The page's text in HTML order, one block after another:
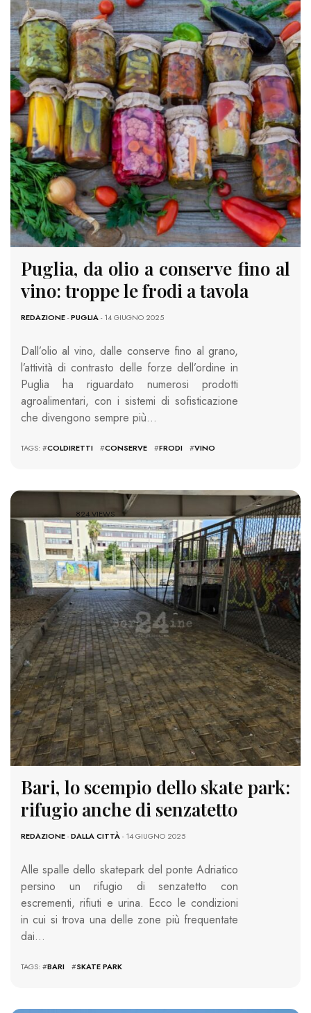
Puglia, da olio a conserve fino al
vino: troppe le frodi a tavola
REDAZIONE-PUGLIA- 14 GIUGNO 2025
Dall’olio al vino, dalle conserve fino al grano,
l’attività di contrasto delle forze dell’ordine in
Puglia ha riguardato numerosi prodotti
agroalimentari, con i sistemi di sofisticazione
che divengono sempre più…
TAGS: #COLDIRETTI #CONSERVE #FRODI #VINO
824 VIEWS
Bari, lo scempio dello skate park:
rifugio anche di senzatetto
REDAZIONE-DALLA CITTÀ- 14 GIUGNO 2025
Alle spalle dello skatepark del ponte Adriatico
persino un rifugio di senzatetto con
escrementi, rifiuti e urina. Ecco le condizioni
in cui si trova una delle zone più frequentate
dai…
TAGS: #BARI #SKATE PARK